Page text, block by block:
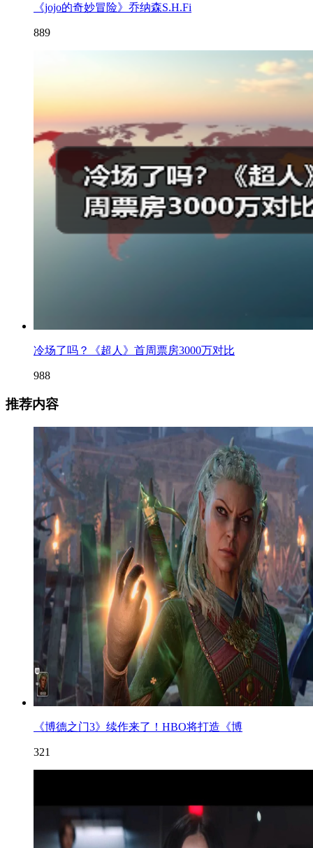
《jojo的奇妙冒险》乔纳森S.H.Fi
889
冷场了吗？《超人》首周票房3000万对比
988
推荐内容
《博德之门3》续作来了！HBO将打造《博
321